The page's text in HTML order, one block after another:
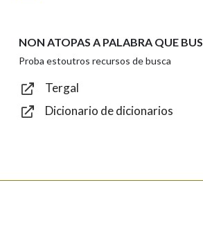
Enviar
NON ATOPAS A PALABRA QUE
Proba estoutros recursos de busca
Tergal
Dicionario de dicionarios